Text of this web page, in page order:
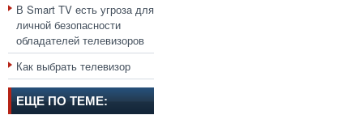
В Smart TV есть угроза для
личной безопасности
обладателей телевизоров
Как выбрать телевизор
ЕЩЕ ПО ТЕМЕ: